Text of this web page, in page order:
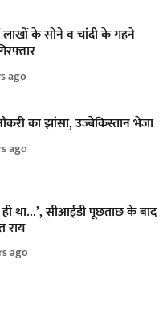
के सोने व चांदी के गहने
ago
का झांसा, उज्बेकिस्तान भेजा
ago
था...’, सीआईडी पूछताछ के बाद
राय
ago